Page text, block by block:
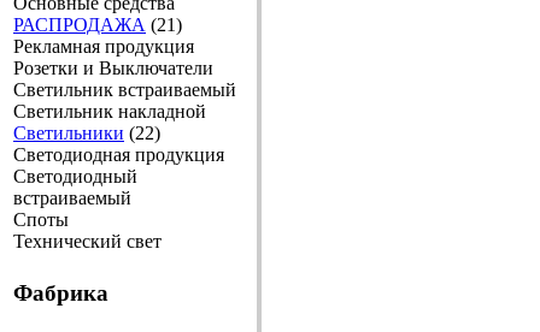
РАСПРОДАЖА (21)
Рекламная продукция
Розетки и Выключатели
Светильник встраиваемый
Светильник накладной
Светильники (22)
Светодиодная продукция
Светодиодный
встраиваемый
Споты
Технический свет
Фабрика